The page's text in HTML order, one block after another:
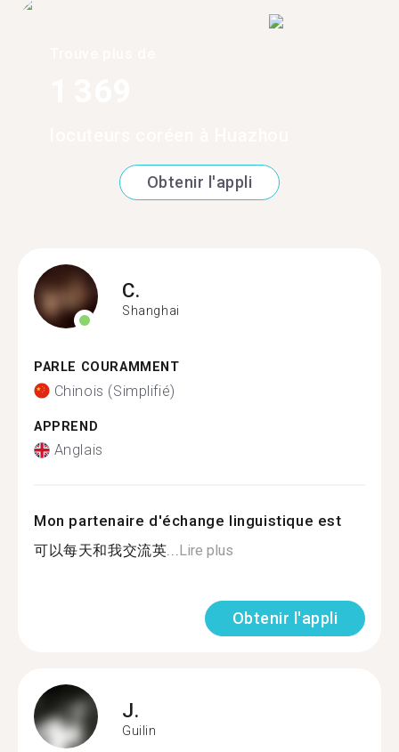
Obtenir l'appli
C.
Shanghai
PARLE COURAMMENT
Chinois (Simplifié)
APPREND
Anglais
Mon partenaire d'échange linguistique est
可以每天和我交流英...Lire plus
Obtenir l'appli
J.
Guilin